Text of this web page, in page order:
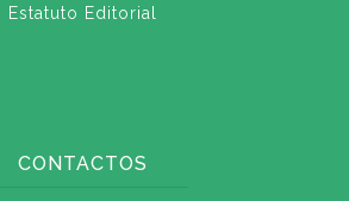
Estatuto Editorial
CONTACTOS